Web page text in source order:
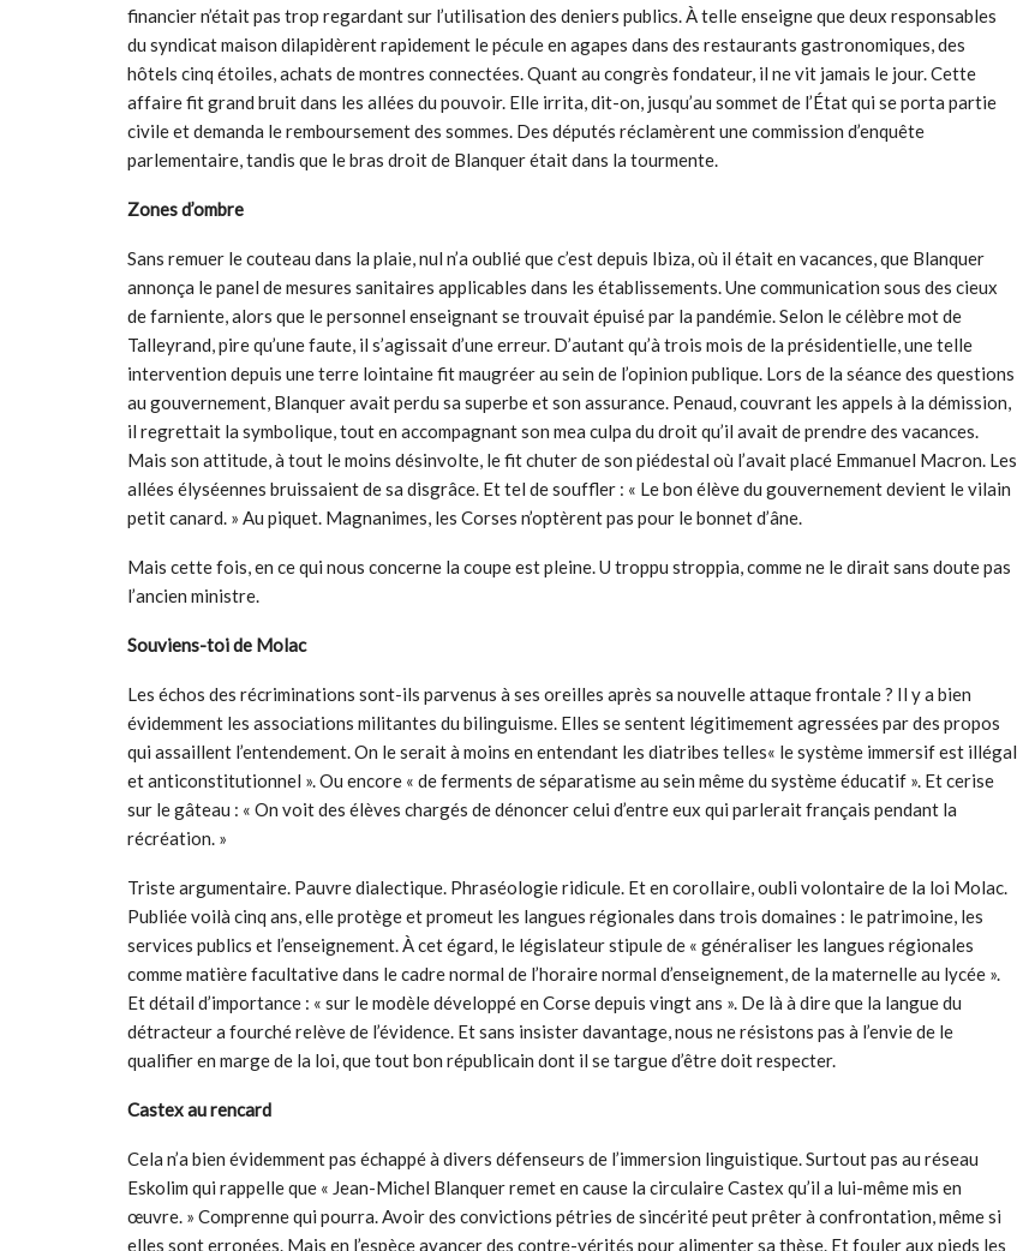
financier n’était pas trop regardant sur l’utilisation des deniers publics. À telle enseigne que deux responsables
du syndicat maison dilapidèrent rapidement le pécule en agapes dans des restaurants gastronomiques, des
hôtels cinq étoiles, achats de montres connectées. Quant au congrès fondateur, il ne vit jamais le jour. Cette
affaire fit grand bruit dans les allées du pouvoir. Elle irrita, dit-on, jusqu’au sommet de l’État qui se porta partie
civile et demanda le remboursement des sommes. Des députés réclamèrent une commission d’enquête
parlementaire, tandis que le bras droit de Blanquer était dans la tourmente.
Zones d’ombre
Sans remuer le couteau dans la plaie, nul n’a oublié que c’est depuis Ibiza, où il était en vacances, que Blanquer
annonça le panel de mesures sanitaires applicables dans les établissements. Une communication sous des cieux
de farniente, alors que le personnel enseignant se trouvait épuisé par la pandémie. Selon le célèbre mot de
Talleyrand, pire qu’une faute, il s’agissait d’une erreur. D’autant qu’à trois mois de la présidentielle, une telle
intervention depuis une terre lointaine fit maugréer au sein de l’opinion publique. Lors de la séance des questions
au gouvernement, Blanquer avait perdu sa superbe et son assurance. Penaud, couvrant les appels à la démission,
il regrettait la symbolique, tout en accompagnant son mea culpa du droit qu’il avait de prendre des vacances.
Mais son attitude, à tout le moins désinvolte, le fit chuter de son piédestal où l’avait placé Emmanuel Macron. Les
allées élyséennes bruissaient de sa disgrâce. Et tel de souffler : « Le bon élève du gouvernement devient le vilain
petit canard. » Au piquet. Magnanimes, les Corses n’optèrent pas pour le bonnet d’âne.
Mais cette fois, en ce qui nous concerne la coupe est pleine. U troppu stroppia, comme ne le dirait sans doute pas
l’ancien ministre.
Souviens-toi de Molac
Les échos des récriminations sont-ils parvenus à ses oreilles après sa nouvelle attaque frontale ? Il y a bien
évidemment les associations militantes du bilinguisme. Elles se sentent légitimement agressées par des propos
qui assaillent l’entendement. On le serait à moins en entendant les diatribes telles« le système immersif est illégal
et anticonstitutionnel ». Ou encore « de ferments de séparatisme au sein même du système éducatif ». Et cerise
sur le gâteau : « On voit des élèves chargés de dénoncer celui d’entre eux qui parlerait français pendant la
récréation. »
Triste argumentaire. Pauvre dialectique. Phraséologie ridicule. Et en corollaire, oubli volontaire de la loi Molac.
Publiée voilà cinq ans, elle protège et promeut les langues régionales dans trois domaines : le patrimoine, les
services publics et l’enseignement. À cet égard, le législateur stipule de « généraliser les langues régionales
comme matière facultative dans le cadre normal de l’horaire normal d’enseignement, de la maternelle au lycée ».
Et détail d’importance : « sur le modèle développé en Corse depuis vingt ans ». De là à dire que la langue du
détracteur a fourché relève de l’évidence. Et sans insister davantage, nous ne résistons pas à l’envie de le
qualifier en marge de la loi, que tout bon républicain dont il se targue d’être doit respecter.
Castex au rencard
Cela n’a bien évidemment pas échappé à divers défenseurs de l’immersion linguistique. Surtout pas au réseau
Eskolim qui rappelle que « Jean-Michel Blanquer remet en cause la circulaire Castex qu’il a lui-même mis en
œuvre. » Comprenne qui pourra. Avoir des convictions pétries de sincérité peut prêter à confrontation, même si
elles sont erronées. Mais en l’espèce avancer des contre-vérités pour alimenter sa thèse. Et fouler aux pieds les